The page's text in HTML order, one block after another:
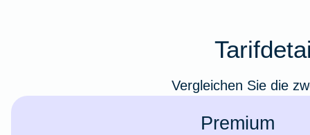
Vergleichen Sie die
Premium